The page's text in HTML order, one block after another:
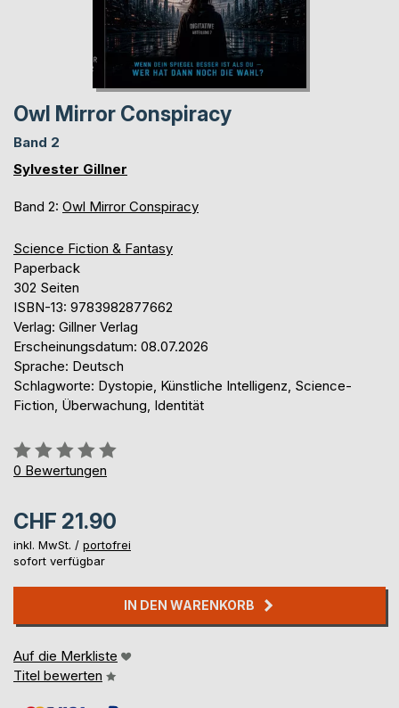
Owl Mirror Conspiracy
Band 2
Sylvester Gillner
Band 2: Owl Mirror Conspiracy
Science Fiction & Fantasy
Paperback
302 Seiten
ISBN-13: 9783982877662
Verlag: Gillner Verlag
Erscheinungsdatum: 08.07.2026
Sprache: Deutsch
Schlagworte: Dystopie, Künstliche Intelligenz, Science-
Fiction, Überwachung, Identität
Bewertung::
0%
0 Bewertungen
CHF 21.90
inkl. MwSt. / portofrei
sofort verfügbar
IN DEN WARENKORB
Auf die Merkliste
Titel bewerten